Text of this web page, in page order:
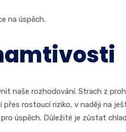
na úspěch.
naše rozhodování. Strach z
rostoucí riziko, v naději na
úspěch. Důležité je zůstat